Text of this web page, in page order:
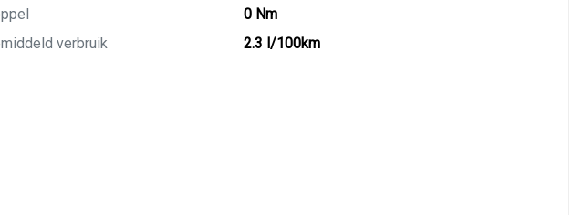
0 Nm
verbruik
2.3 l/100km